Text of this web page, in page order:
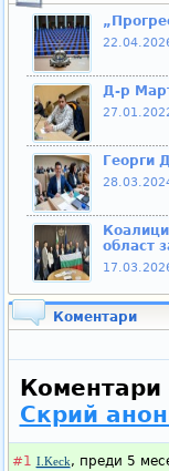
Д-р
Георги
област
Коментари
Коментари
Скрий
#1 I.Keck, преди 5